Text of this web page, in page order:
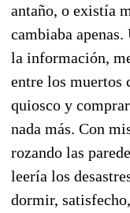
antaño, o existía
cambiaba
la información,
entre los muertos
quiosco y
nada más. Con
rozando las
leería los
dormir,